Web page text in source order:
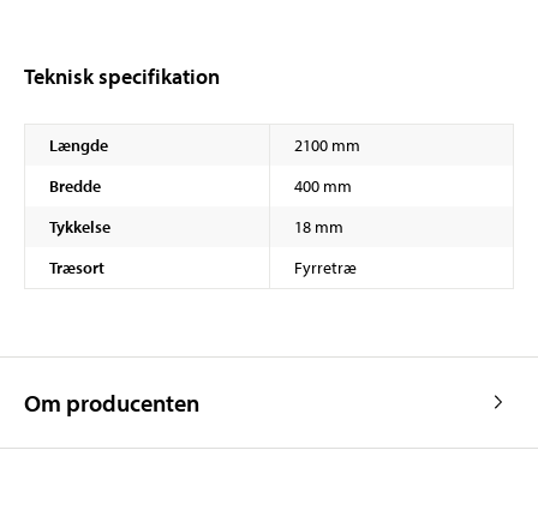
Teknisk specifikation
Længde
2100 mm
Bredde
400 mm
Tykkelse
18 mm
Træsort
Fyrretræ
Om producenten